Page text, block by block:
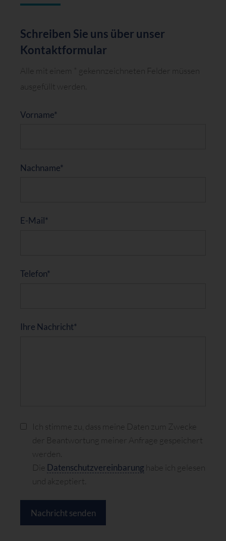
Schreiben Sie uns über unser
Kontaktformular
Alle mit einem * gekennzeichneten Felder müssen
ausgefüllt werden.
Vorname*
Nachname*
E-Mail*
Telefon*
Ihre Nachricht*
Ich stimme zu, dass meine Daten zum Zwecke
der Beantwortung meiner Anfrage gespeichert
werden.
Die Datenschutzvereinbarung habe ich gelesen
und akzeptiert.
label(Bitte nicht ausfüllen)
Nachricht senden